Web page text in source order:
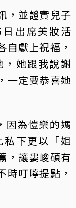
，並證實兒子
日出席美妝活
自獻上祝福，
，她跟我說謝
一定要恭喜她
因為愷樂的媽
下更以「姐
，讓婁峻碩有
時叮嚀提點，